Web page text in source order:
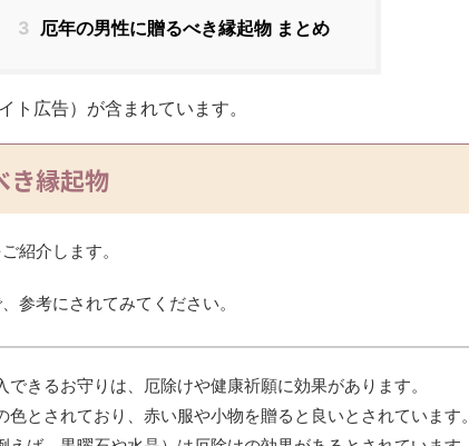
3 厄年の男性に贈るべき縁起物 まとめ
ト広告）が含まれています。
き縁起物
紹介します。
参考にされてみてください。
できるお守りは、厄除けや健康祈願に効果があります。
色とされており、赤い服や小物を贈ると良いとされています。